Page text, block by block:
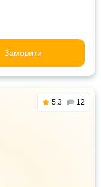
Замовити
5.3 12